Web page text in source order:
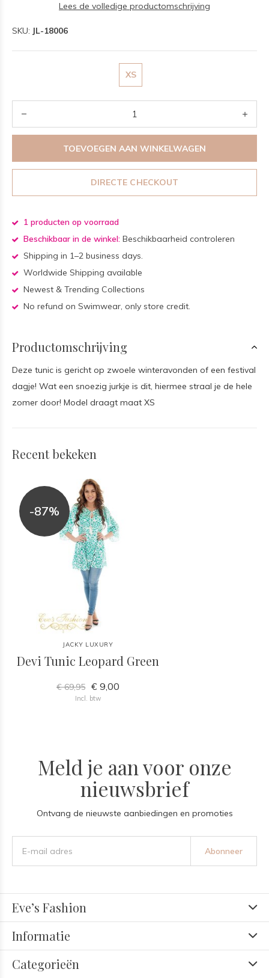
Lees de volledige productomschrijving
SKU: JL-18006
XS
TOEVOEGEN AAN WINKELWAGEN
DIRECTE CHECKOUT
1 producten op voorraad
Beschikbaar in de winkel: Beschikbaarheid controleren
Shipping in 1–2 business days.
Worldwide Shipping available
Newest & Trending Collections
No refund on Swimwear, only store credit.
Productomschrijving
Deze tunic is gericht op zwoele winteravonden of een festival
dagje! Wat een snoezig jurkje is dit, hiermee straal je de hele
zomer door! Model draagt maat XS
Recent bekeken
-87%
JACKY LUXURY
Devi Tunic Leopard Green
€ 69,95 € 9,00
Incl. btw
Meld je aan voor onze
nieuwsbrief
Ontvang de nieuwste aanbiedingen en promoties
Abonneer
Eve’s Fashion
Informatie
Categorieën